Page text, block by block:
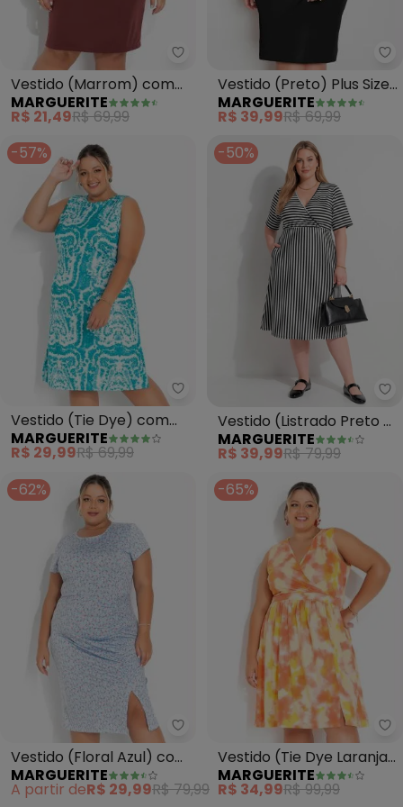
Marguerite - Vestido (Marrom)
Vestido (Marrom) com
Mangas Longas Plus Size
MARGUERITE
R$ 21,49R$ 69,99
Vestido (Preto) Plus Size
com Mangas Princesa
MARGUERITE
R$ 39,99R$ 69,99
-57%
Marguerite - Vestido (Tie Dye)
Vestido (Tie Dye) com
Fendas Laterais Plus Size
MARGUERITE
R$ 29,99R$ 69,99
-50%
Vestido (Listrado Preto e
Branco) em Malha
MARGUERITE
R$ 39,99R$ 79,99
-62%
Marguerite - Vestido (Floral
Vestido (Floral Azul) com
Fenda Plus Size
MARGUERITE
A partir deR$ 29,99R$ 79,99
-65%
Vestido (Tie Dye Laranja)
Transpassado Plus Size
MARGUERITE
R$ 34,99R$ 99,99